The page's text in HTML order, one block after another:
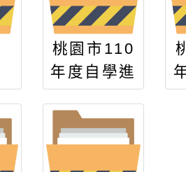
桃園市110
年度自學進
修國民小學
畢業程度學
力鑑定考試